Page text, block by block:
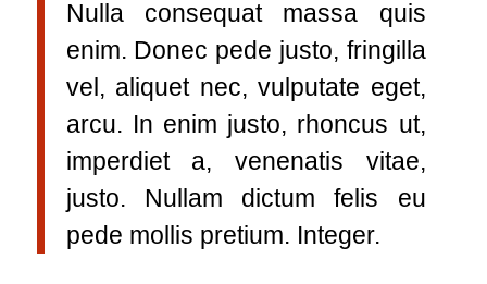
Nulla consequat massa quis
enim. Donec pede justo, fringilla
vel, aliquet nec, vulputate eget,
arcu. In enim justo, rhoncus ut,
imperdiet a, venenatis vitae,
justo. Nullam dictum felis eu
pede mollis pretium. Integer.